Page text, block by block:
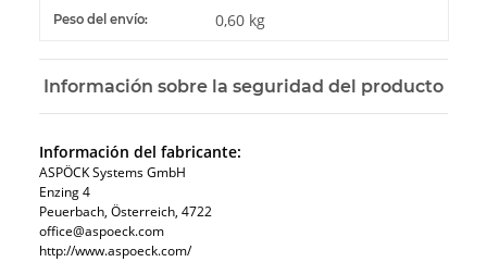
#productDetails.itemInformation#
#productDetails.itemValue#
Peso del envío: 0,60 kg
Información sobre la seguridad del producto
Información del fabricante:
ASPÖCK Systems GmbH
Enzing 4
Peuerbach, Österreich, 4722
office@aspoeck.com
http://www.aspoeck.com/